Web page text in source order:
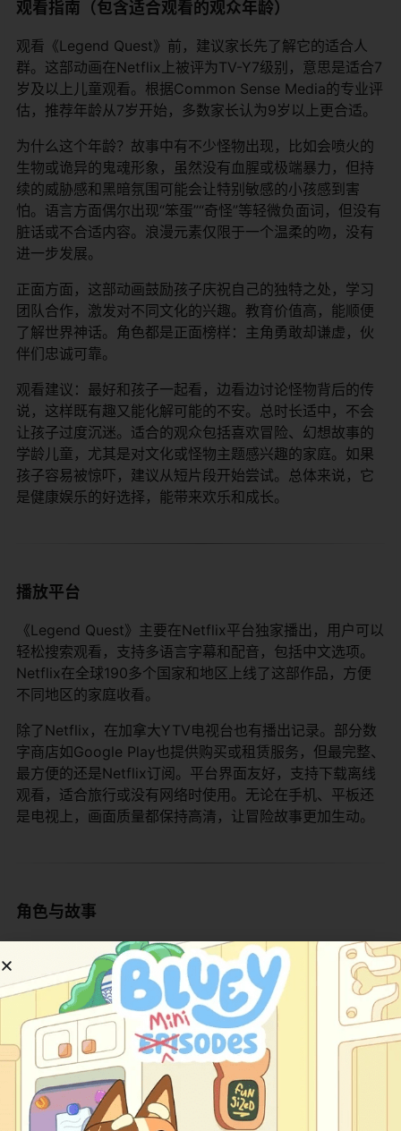
观看指南（包含适合观看的观众年龄）
观看《Legend Quest》前，建议家长先了解它的适合人
群。这部动画在Netflix上被评为TV-Y7级别，意思是适合7
岁及以上儿童观看。根据Common Sense Media的专业评
估，推荐年龄从7岁开始，多数家长认为9岁以上更合适。
为什么这个年龄？故事中有不少怪物出现，比如会喷火的
生物或诡异的鬼魂形象，虽然没有血腥或极端暴力，但持
续的威胁感和黑暗氛围可能会让特别敏感的小孩感到害
怕。语言方面偶尔出现“笨蛋”“奇怪”等轻微负面词，但没有
脏话或不合适内容。浪漫元素仅限于一个温柔的吻，没有
进一步发展。
正面方面，这部动画鼓励孩子庆祝自己的独特之处，学习
团队合作，激发对不同文化的兴趣。教育价值高，能顺便
了解世界神话。角色都是正面榜样：主角勇敢却谦虚，伙
伴们忠诚可靠。
观看建议：最好和孩子一起看，边看边讨论怪物背后的传
说，这样既有趣又能化解可能的不安。总时长适中，不会
让孩子过度沉迷。适合的观众包括喜欢冒险、幻想故事的
学龄儿童，尤其是对文化或怪物主题感兴趣的家庭。如果
孩子容易被惊吓，建议从短片段开始尝试。总体来说，它
是健康娱乐的好选择，能带来欢乐和成长。
播放平台
《Legend Quest》主要在Netflix平台独家播出，用户可以
轻松搜索观看，支持多语言字幕和配音，包括中文选项。
Netflix在全球190多个国家和地区上线了这部作品，方便
不同地区的家庭收看。
除了Netflix，在加拿大YTV电视台也有播出记录。部分数
字商店如Google Play也提供购买或租赁服务，但最完整、
最方便的还是Netflix订阅。平台界面友好，支持下载离线
观看，适合旅行或没有网络时使用。无论在手机、平板还
是电视上，画面质量都保持高清，让冒险故事更加生动。
角色与故事
《Legend Quest》的故事围绕一个核心团队展开，他们在
19世纪的背景下，面对来自世界神话的挑战。主角Leo
San Juan是一个14岁的墨西哥少年，生活在小村庄里，和
奶奶相依为命。他拥有特殊能力，能清楚看到并和鬼魂对
话。这让他从小就感到孤单，因为别人觉得他奇怪。Leo个
性勇敢、机智、诚实，而且心地善良。他起初不想卷入大
麻烦，只想过正常日子，但命运安排他成为对抗强大邪恶
的英雄。他慢慢学会接受自己的不同，并用能力帮助他
人，成为可靠的团队领袖。